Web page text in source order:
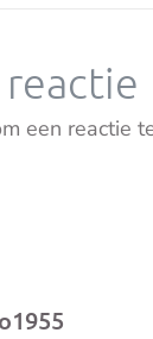
een reactie